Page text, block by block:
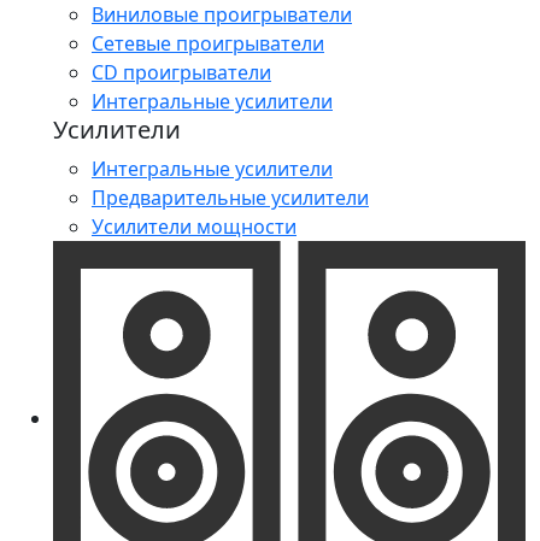
Виниловые проигрыватели
Сетевые проигрыватели
CD проигрыватели
Интегральные усилители
Усилители
Интегральные усилители
Предварительные усилители
Усилители мощности